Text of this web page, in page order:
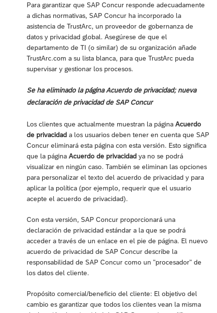
Para garantizar que SAP Concur responde adecuadamente
a dichas normativas, SAP Concur ha incorporado la
asistencia de TrustArc, un proveedor de gobernanza de
datos y privacidad global. Asegúrese de que el
departamento de TI (o similar) de su organización añade
TrustArc.com a su lista blanca, para que TrustArc pueda
supervisar y gestionar los procesos.
Se ha eliminado la página Acuerdo de privacidad; nueva
declaración de privacidad de SAP Concur
Los clientes que actualmente muestran la página Acuerdo
de privacidad a los usuarios deben tener en cuenta que SAP
Concur eliminará esta página con esta versión. Esto significa
que la página Acuerdo de privacidad ya no se podrá
visualizar en ningún caso. También se eliminan las opciones
para personalizar el texto del acuerdo de privacidad y para
aplicar la política (por ejemplo, requerir que el usuario
acepte el acuerdo de privacidad).
Con esta versión, SAP Concur proporcionará una
declaración de privacidad estándar a la que se podrá
acceder a través de un enlace en el pie de página. El nuevo
acuerdo de privacidad de SAP Concur describe la
responsabilidad de SAP Concur como un "procesador" de
los datos del cliente.
Propósito comercial/beneficio del cliente: El objetivo del
cambio es garantizar que todos los clientes vean la misma